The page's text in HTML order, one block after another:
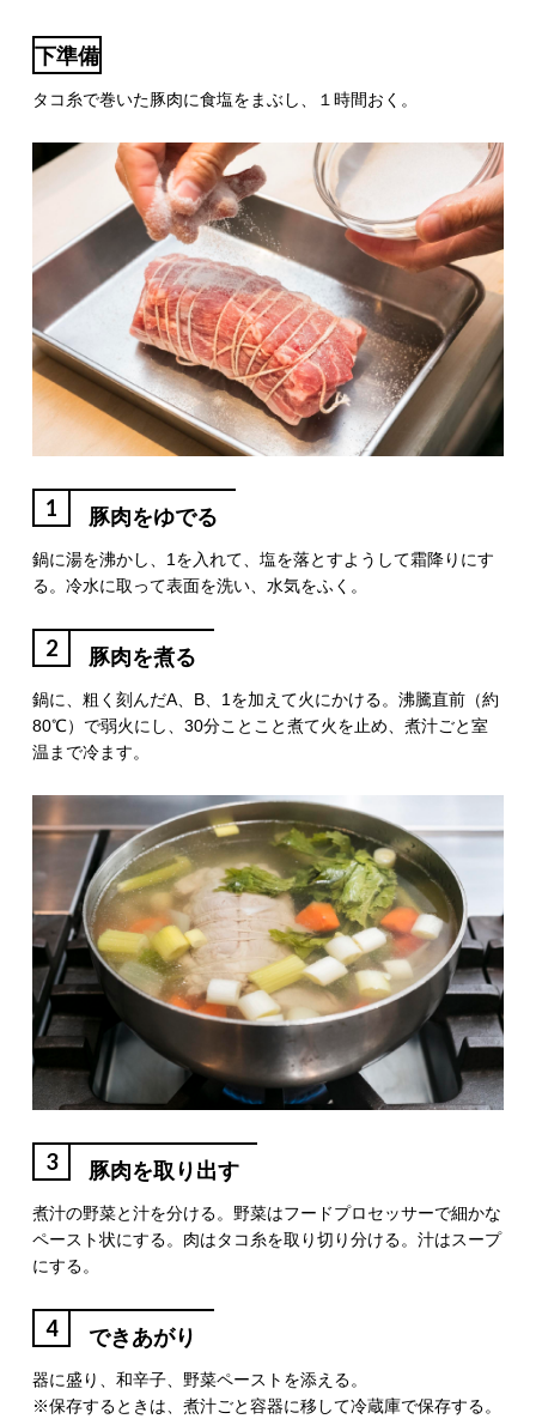
下準備
タコ糸で巻いた豚肉に食塩をまぶし、１時間おく。
1 豚肉をゆでる
鍋に湯を沸かし、1を入れて、塩を落とすようして霜降りにす
る。冷水に取って表面を洗い、水気をふく。
2 豚肉を煮る
鍋に、粗く刻んだA、B、1を加えて火にかける。沸騰直前（約
80℃）で弱火にし、30分ことこと煮て火を止め、煮汁ごと室
温まで冷ます。
3 豚肉を取り出す
煮汁の野菜と汁を分ける。野菜はフードプロセッサーで細かな
ペースト状にする。肉はタコ糸を取り切り分ける。汁はスープ
にする。
4 できあがり
器に盛り、和辛子、野菜ペーストを添える。
※保存するときは、煮汁ごと容器に移して冷蔵庫で保存する。